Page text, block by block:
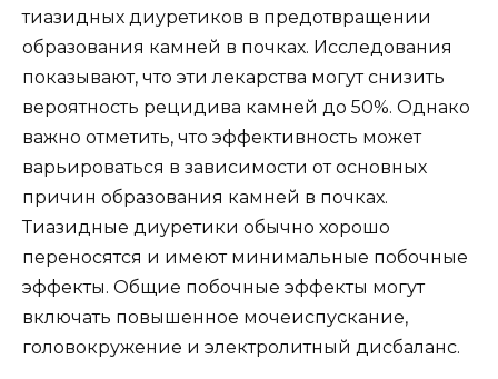
тиазидных диуретиков в предотвращении
образования камней в почках. Исследования
показывают, что эти лекарства могут снизить
вероятность рецидива камней до 50%. Однако
важно отметить, что эффективность может
варьироваться в зависимости от основных
причин образования камней в почках.
Тиазидные диуретики обычно хорошо
переносятся и имеют минимальные побочные
эффекты. Общие побочные эффекты могут
включать повышенное мочеиспускание,
головокружение и электролитный дисбаланс.